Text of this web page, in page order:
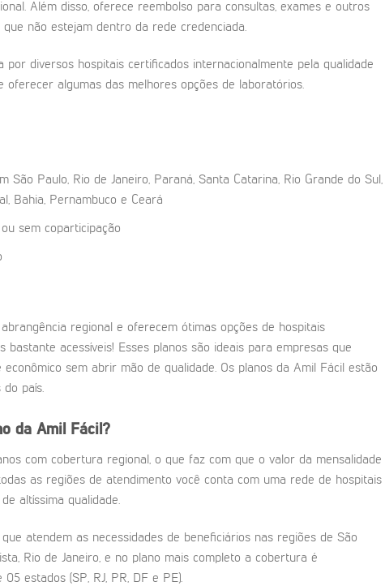
Além disso, oferece reembolso para consultas, exames e outros
não estejam dentro da rede credenciada.
por diversos hospitais certificados internacionalmente pela qualidade
oferecer algumas das melhores opções de laboratórios.
São Paulo, Rio de Janeiro, Paraná, Santa Catarina, Rio Grande do Sul,
Bahia, Pernambuco e Ceará
sem coparticipação
regional e oferecem ótimas opções de hospitais
bastante acessíveis! Esses planos são ideais para empresas que
sem abrir mão de qualidade. Os planos da Amil Fácil estão
do país.
da Amil Fácil?
com cobertura regional, o que faz com que o valor da mensalidade
as regiões de atendimento você conta com uma rede de hospitais
altíssima qualidade.
atendem as necessidades de beneficiários nas regiões de São
Rio de Janeiro, e no plano mais completo a cobertura é
estados (SP, RJ, PR, DF e PE).